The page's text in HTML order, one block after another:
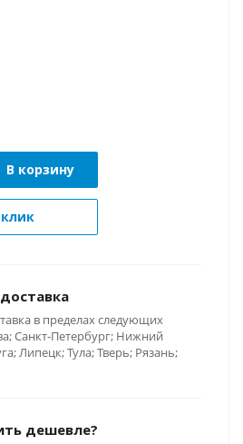
В корзину
в пределах следующих
Санкт-Петербург; Нижний
Липецк; Тула; Тверь; Рязань;
дешевле?